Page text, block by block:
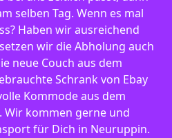
selben Tag. Wenn es mal
Haben wir ausreichend
wir die Abholung auch
neue Couch aus dem
Schrank von Ebay
Kommode aus dem
kommen gerne und
für Dich in Neuruppin.